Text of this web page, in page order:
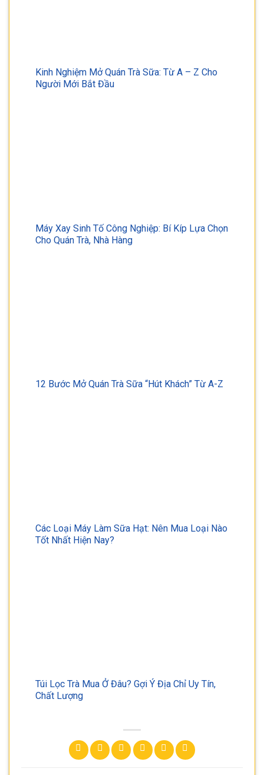
Kinh Nghiệm Mở Quán Trà Sữa: Từ A – Z Cho
Người Mới Bắt Đầu
Máy Xay Sinh Tố Công Nghiệp: Bí Kíp Lựa Chọn
Cho Quán Trà, Nhà Hàng
12 Bước Mở Quán Trà Sữa “Hút Khách” Từ A-Z
Các Loại Máy Làm Sữa Hạt: Nên Mua Loại Nào
Tốt Nhất Hiện Nay?
Túi Lọc Trà Mua Ở Đâu? Gợi Ý Địa Chỉ Uy Tín,
Chất Lượng